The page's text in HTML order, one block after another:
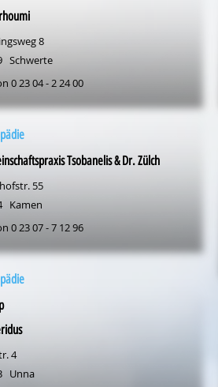
8
Schwerte
0 23 04 - 2 24 00
Tsobanelis & Dr. Zülch
55
Kamen
0 23 07 - 7 12 96
4
Unna